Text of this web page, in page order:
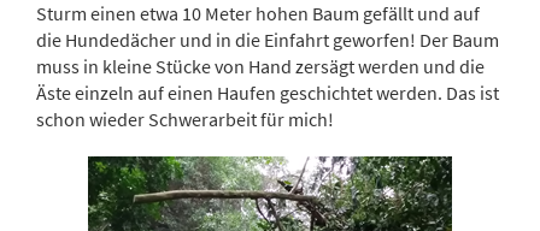
Sturm einen etwa 10 Meter hohen Baum gefällt und auf
die Hundedächer und in die Einfahrt geworfen! Der Baum
muss in kleine Stücke von Hand zersägt werden und die
Äste einzeln auf einen Haufen geschichtet werden. Das ist
schon wieder Schwerarbeit für mich!